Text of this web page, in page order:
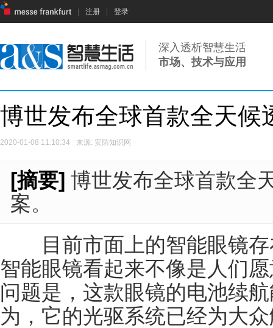
注册 登录
深入透析智慧生活
市场、技术与应用
博世发布全球首款全天候
2020-01-08 11:10:34 来源: 安防知识网
[摘要] 博世发布全球首款全
案。
目前市面上的智能眼镜存
智能眼镜看起来不像是人们
问题是，这款眼镜的电池续
为，它的光驱系统已经为大